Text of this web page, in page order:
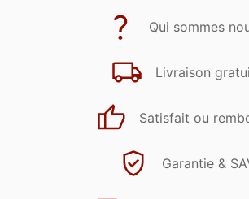
Qui sommes
Livraison
Satisfait ou
Garantie &